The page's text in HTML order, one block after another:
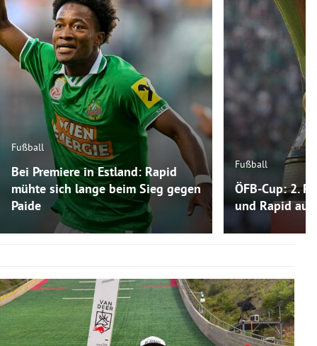
Fußball
Bei Premiere in Estland: Rapid
mühte sich lange beim Sieg gegen
Paide
Fußball
ÖFB-Cup: 2.
und Rapid auf